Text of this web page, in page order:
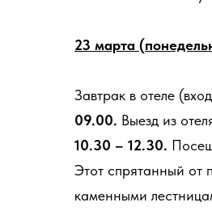
23 марта
Завтрак в отеле
09.00. Выезд из
10.30 – 12.30.
Этот спрятанный от
каменными